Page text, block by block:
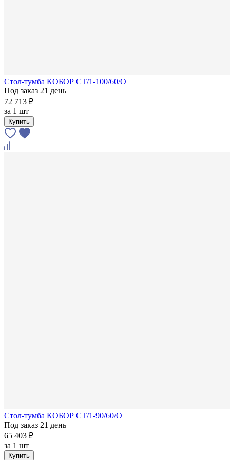
Стол-тумба КОБОР СТ/1-100/60/О
Под заказ 21 день
72 713 ₽
за 1 шт
Купить
Стол-тумба КОБОР СТ/1-90/60/О
Под заказ 21 день
65 403 ₽
за 1 шт
Купить